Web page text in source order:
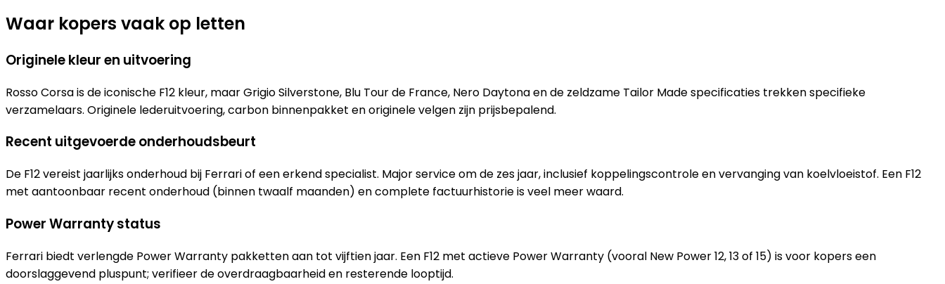
Waar kopers vaak op letten
Originele kleur en uitvoering
Rosso Corsa is de iconische F12 kleur, maar Grigio Silverstone, Blu Tour de France, Nero Daytona en de zeldzame Tailor Made specificaties trekken specifieke
verzamelaars. Originele lederuitvoering, carbon binnenpakket en originele velgen zijn prijsbepalend.
Recent uitgevoerde onderhoudsbeurt
De F12 vereist jaarlijks onderhoud bij Ferrari of een erkend specialist. Major service om de zes jaar, inclusief koppelingscontrole en vervanging van koelvloeistof. Een F12
met aantoonbaar recent onderhoud (binnen twaalf maanden) en complete factuurhistorie is veel meer waard.
Power Warranty status
Ferrari biedt verlengde Power Warranty pakketten aan tot vijftien jaar. Een F12 met actieve Power Warranty (vooral New Power 12, 13 of 15) is voor kopers een
doorslaggevend pluspunt; verifieer de overdraagbaarheid en resterende looptijd.